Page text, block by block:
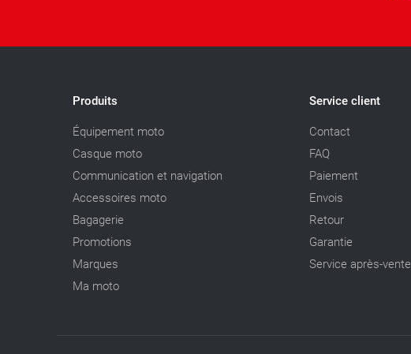
Produits
Équipement moto
Casque moto
Communication et navigation
Accessoires moto
Bagagerie
Promotions
Marques
Ma moto
Service client
Contact
FAQ
Paiement
Envois
Retour
Garantie
Service après-vente